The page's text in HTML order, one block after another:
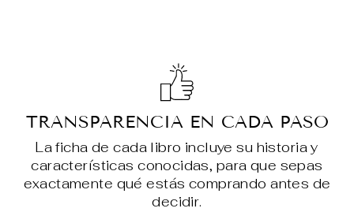
TRANSPARENCIA EN CADA PASO
La ficha de cada libro incluye su historia y
características conocidas, para que sepas
exactamente qué estás comprando antes de
decidir.